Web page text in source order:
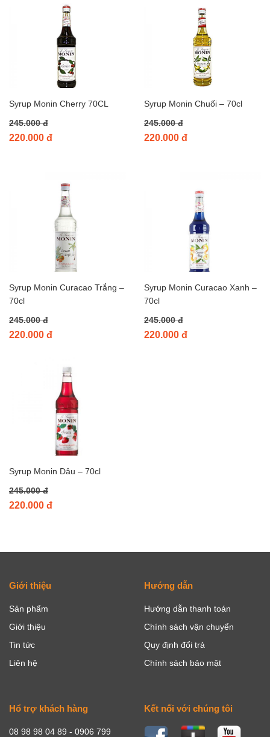
Syrup Monin Cherry 70CL
245.000 đ
220.000 đ
Syrup Monin Chuối – 70cl
245.000 đ
220.000 đ
Syrup Monin Curacao Trắng –
70cl
245.000 đ
220.000 đ
Syrup Monin Curacao Xanh –
70cl
245.000 đ
220.000 đ
Syrup Monin Dâu – 70cl
245.000 đ
220.000 đ
Giới thiệu
Sản phẩm
Giới thiệu
Tin tức
Liên hệ
Hướng dẫn
Hướng dẫn thanh toán
Chính sách vận chuyển
Quy định đổi trả
Chính sách bảo mật
Hổ trợ khách hàng
08 98 98 04 89 - 0906 799
Kết nối với chúng tôi